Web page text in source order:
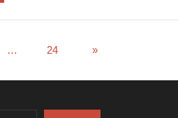
… 24
Articole
»